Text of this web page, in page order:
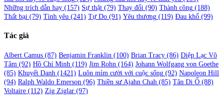
Những trích dẫn hay (157) Sự thật (79) Thay đổi (90) Thành công (188)
Thất bại (79) Tình yêu (241) Tự Do (91) Yêu thương (119) Đau khổ (99)
Tác giả
Albert Camus (87) Benjamin Franklin (100) Brian Tracy (86) Diệp Lạc Vô
Tâm (92) Hồ Chí Minh (119) Jim Rohn (164) Johann Wolfgang von Goethe
(85) Khuyết Danh (1421) Luôn mỉm cười với cuộc sống (92) Napoleon Hill
(94) Ralph Waldo Emerson (96) Thiền sư Ajahn Chah (85) Tân Di Ổ (88)
Voltaire (112) Zig Ziglar (97)